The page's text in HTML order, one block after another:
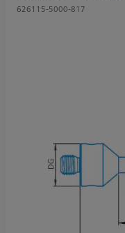
626115-5000-817